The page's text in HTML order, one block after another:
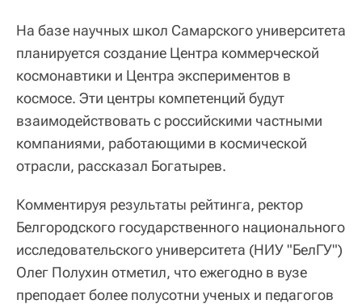
На базе научных школ Самарского университета
планируется создание Центра коммерческой
космонавтики и Центра экспериментов в
космосе. Эти центры компетенций будут
взаимодействовать с российскими частными
компаниями, работающими в космической
отрасли, рассказал Богатырев.
Комментируя результаты рейтинга, ректор
Белгородского государственного национального
исследовательского университета (НИУ "БелГУ")
Олег Полухин отметил, что ежегодно в вузе
преподает более полусотни ученых и педагогов